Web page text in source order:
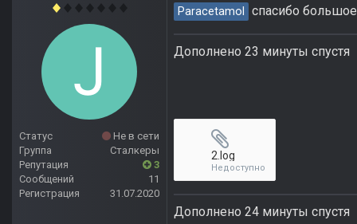
Статус
Не в сети
Группа
Сталкеры
Репутация
3
Сообщений
11
Регистрация
31.07.2020
Paracetamol спасибо
Дополнено 23 минуты спустя
2.log
Недоступно
Дополнено 24 минуты спустя